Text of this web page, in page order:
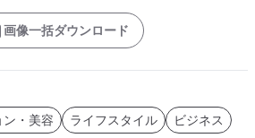
画像一括ダウンロード
ン・美容 ライフスタイル ビジネス